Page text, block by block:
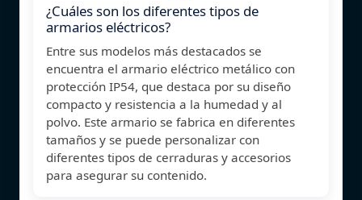
¿Cuáles son los diferentes tipos de
armarios eléctricos?
Entre sus modelos más destacados se
encuentra el armario eléctrico metálico con
protección IP54, que destaca por su diseño
compacto y resistencia a la humedad y al
polvo. Este armario se fabrica en diferentes
tamaños y se puede personalizar con
diferentes tipos de cerraduras y accesorios
para asegurar su contenido.